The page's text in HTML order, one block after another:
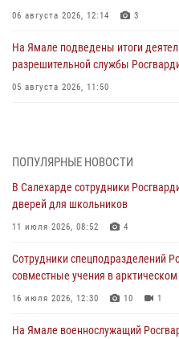
06 августа 2026, 12:14 3
На Ямале подведены итоги
разрешительной службы
05 августа 2026, 11:50
03 августа 2026, 07:21 2
Генерал-полковник Юрий Аверин
молодёжном образовательном
03 августа 2026, 06:54
Директор Росгвардии Герой
поздравил специалистов
праздником
ПОПУЛЯРНЫЕ НОВОСТИ
В Салехарде сотрудники
дверей для школьников
11 июля 2026, 08:52 4
Сотрудники спецподразделений
совместные учения в
16 июля 2026, 12:30 10 1
На Ямале военнослужащий